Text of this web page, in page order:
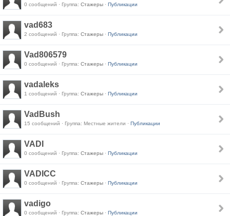
0 сообщений · Группа: Стажеры · Публикации
vad683
2 сообщений · Группа: Стажеры · Публикации
Vad806579
0 сообщений · Группа: Стажеры · Публикации
vadaleks
1 сообщений · Группа: Стажеры · Публикации
VadBush
15 сообщений · Группа: Местные жители · Публикации
VADI
0 сообщений · Группа: Стажеры · Публикации
VADICC
0 сообщений · Группа: Стажеры · Публикации
vadigo
0 сообщений · Группа: Стажеры · Публикации